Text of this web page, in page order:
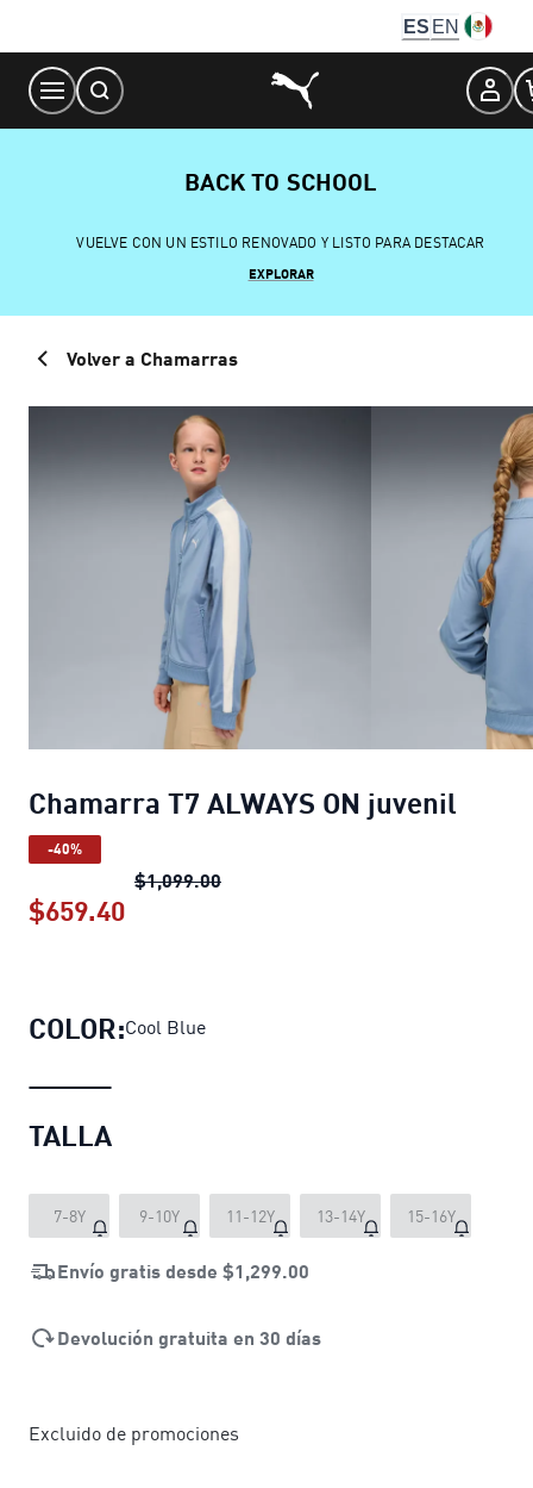
Content
ES EN
BACK TO SCHOOL
VUELVE CON UN ESTILO RENOVADO Y LISTO PARA DESTACAR
EXPLORAR
Volver a Chamarras
Chamarra T7 ALWAYS ON juvenil
-40%
$1,099.00Chamarra T7 ALWAYS ON juvenil
$659.40
COLOR:Cool Blue
TALLA
7-8Y 9-10Y 11-12Y 13-14Y 15-16Y
Envío gratis desde $1,299.00
Devolución gratuita en 30 días
Excluido de promociones